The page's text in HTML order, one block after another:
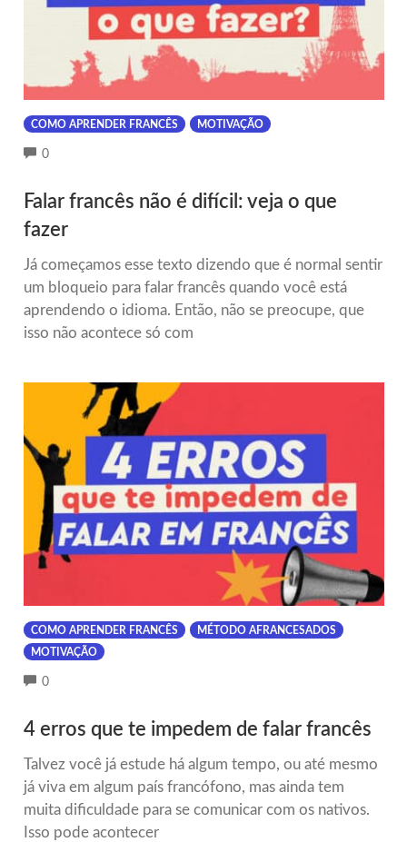
COMO APRENDER FRANCÊS MOTIVAÇÃO
0COMMENTS
Falar francês não é difícil: veja o que
fazer
Já começamos esse texto dizendo que é normal sentir
um bloqueio para falar francês quando você está
aprendendo o idioma. Então, não se preocupe, que
isso não acontece só com
COMO APRENDER FRANCÊS
MÉTODO AFRANCESADOS
MOTIVAÇÃO
0COMMENTS
4 erros que te impedem de falar francês
Talvez você já estude há algum tempo, ou até mesmo
já viva em algum país francófono, mas ainda tem
muita dificuldade para se comunicar com os nativos.
Isso pode acontecer